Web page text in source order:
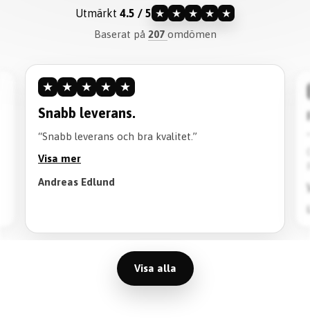
Utmärkt 4.5 / 5 ★ ★ ★ ★ ★
Baserat på 207 omdömen
★ ★ ★ ★ ★
Snabb leverans.
“Snabb leverans och bra kvalitet.”
Visa mer
Andreas Edlund
Visa alla